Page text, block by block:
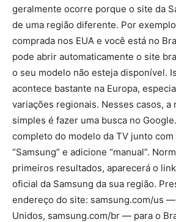
geralmente ocorre porque o site da
de uma região diferente. Por
comprada nos EUA e você está no
pode abrir automaticamente o site
o seu modelo não esteja disponível.
acontece bastante na Europa,
variações regionais. Nesses casos, a
simples é fazer uma busca no
completo do modelo da TV junto com
“Samsung” e adicione “manual”.
primeiros resultados, aparecerá o
oficial da Samsung da sua região.
endereço do site: samsung.com/us —
Unidos, samsung.com/br — para o